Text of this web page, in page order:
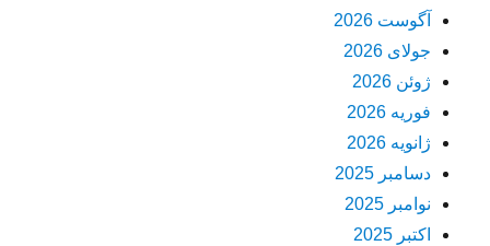
آگوست 2026
جولای 2026
ژوئن 2026
فوریه 2026
ژانویه 2026
دسامبر 2025
نوامبر 2025
اکتبر 2025